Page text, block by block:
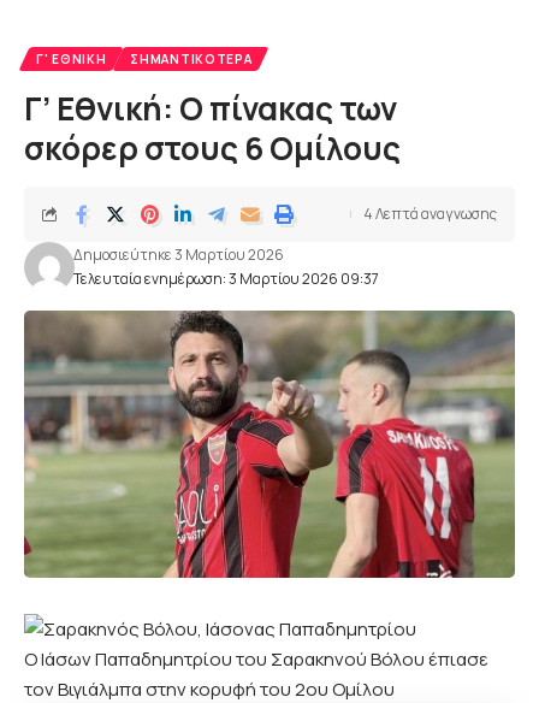
Γ' ΕΘΝΙΚΉ ΣΗΜΑΝΤΙΚΌΤΕΡΑ
Γ’ Εθνική: Ο πίνακας των
σκόρερ στους 6 Ομίλους
Τελευταία ενημέρωση: 3 Μαρτίου 2026 09:37
Δημοσιεύτηκε 3 Μαρτίου 2026
4 Λεπτά αναγνωσης
Ο Ιάσων Παπαδημητρίου του Σαρακηνού Βόλου έπιασε
τον Βιγιάλμπα στην κορυφή του 2ου Ομίλου